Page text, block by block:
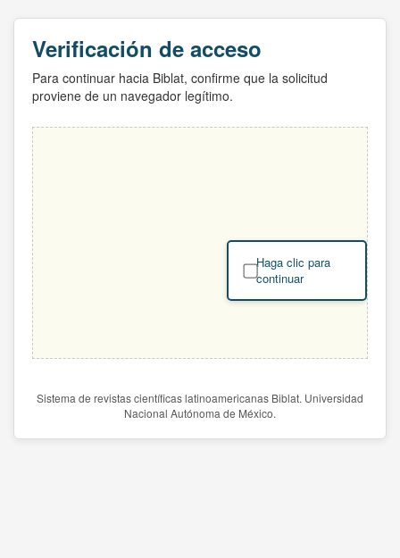
Verificación de acceso
Para continuar hacia Biblat, confirme que la solicitud
proviene de un navegador legítimo.
Haga clic para
continuar
Sistema de revistas científicas latinoamericanas Biblat. Universidad
Nacional Autónoma de México.